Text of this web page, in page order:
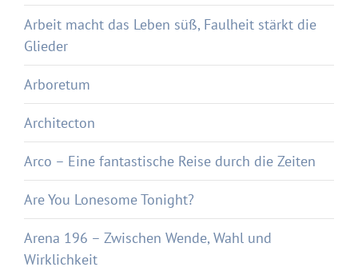
Arbeit macht das Leben süß, Faulheit stärkt die
Glieder
Arboretum
Architecton
Arco – Eine fantastische Reise durch die Zeiten
Are You Lonesome Tonight?
Arena 196 – Zwischen Wende, Wahl und
Wirklichkeit